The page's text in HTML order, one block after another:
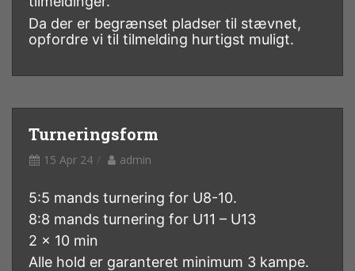
Da der er begrænset pladser til stævnet,
opfordre vi til tilmelding hurtigst muligt.
Turneringsform
15 Apr 24 admin
5:5 mands turnering for U8-10.
8:8 mands turnering for U11 – U13
2 x 10 min
Alle hold er garanteret minimum 3 kampe.